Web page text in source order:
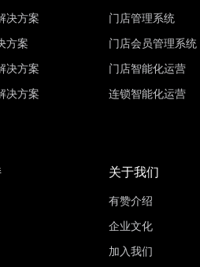
决方案
方案
决方案
决方案
门店管理系统
门店会员管理系统
门店智能化运营
连锁智能化运营
关于我们
有赞介绍
企业文化
加入我们